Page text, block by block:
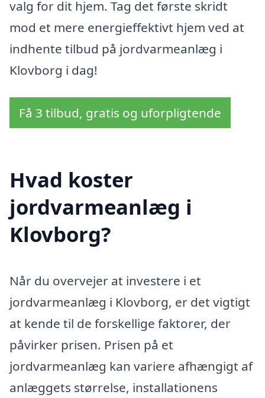
valg for dit hjem. Tag det første skridt
mod et mere energieffektivt hjem ved at
indhente tilbud på jordvarmeanlæg i
Klovborg i dag!
Få 3 tilbud, gratis og uforpligtende
Hvad koster
jordvarmeanlæg i
Klovborg?
Når du overvejer at investere i et
jordvarmeanlæg i Klovborg, er det vigtigt
at kende til de forskellige faktorer, der
påvirker prisen. Prisen på et
jordvarmeanlæg kan variere afhængigt af
anlæggets størrelse, installationens